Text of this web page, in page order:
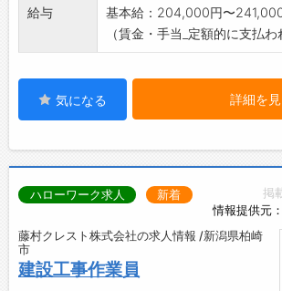
物もラクラク♪
・車で7分のゲームセンター
館など、休日には家族や友達
→ 生活の便利さと遊びの楽し
で、仕事もプライベートも充
・休憩室完備♪
◇未経験から手に職をつけた
◆体を動かすことが好きな方
◇安定した職場で長く働きたい
◆チャレンジ精神旺盛で成長
◇ワークライフバランスを大
給与
基本給：204,000円〜
（賃金・手当_定額的に支払
気になる 詳細を
掲
情報提供元
ハローワーク求人 新着
藤村クレスト株式会社の求人情報 /新潟県柏崎
市
建設工事作業員